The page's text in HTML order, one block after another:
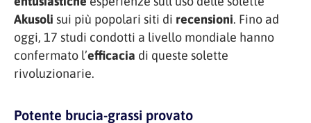
Akusoli sui più popolari siti di recensioni. Fino ad
oggi, 17 studi condotti a livello mondiale hanno
confermato l’efficacia di queste solette
rivoluzionarie.
Potente brucia-grassi provato